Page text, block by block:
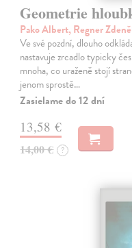
Geometrie
Pako Albert, Regner
Ve své pozdní, dlouho
nastavuje zrcadlo typicky
mnoha, co uraženě stojí
jenom sprostě…
Zasielame do 12 dní
13,58 €
14,00 € ?